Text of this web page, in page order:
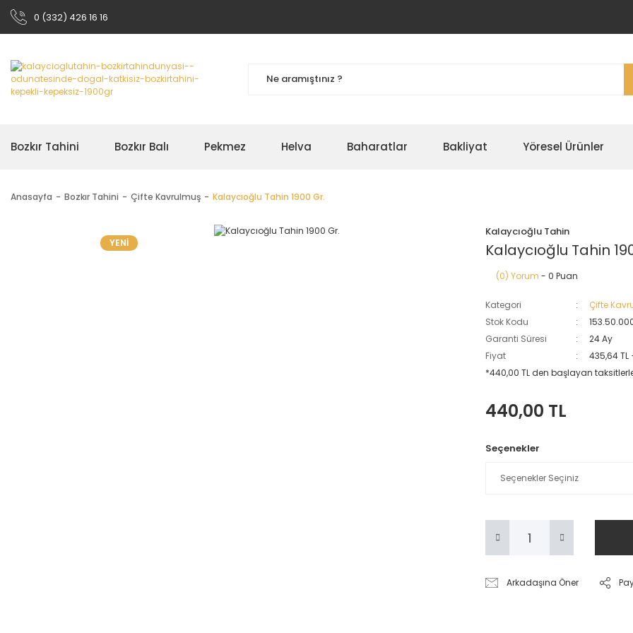
0 (332) 426 16 16
Bozkır Tahini Bozkır Balı Pekmez Helva Baharatlar Bakliyat Yöresel Ürünler
Anasayfa Bozkır Tahini Çifte Kavrulmuş Kalaycıoğlu Tahin 1900 Gr.
YENİ
Kalaycıoğlu Tahin
Kalaycıoğlu Tahin
(0) Yorum - 0 Puan
Kategori
Çifte
Stok Kodu
Garanti Süresi
24 Ay
Fiyat
435,64 TL
*440,00 TL den başlayan
440,00 TL
Seçenekler
Arkadaşına Öner